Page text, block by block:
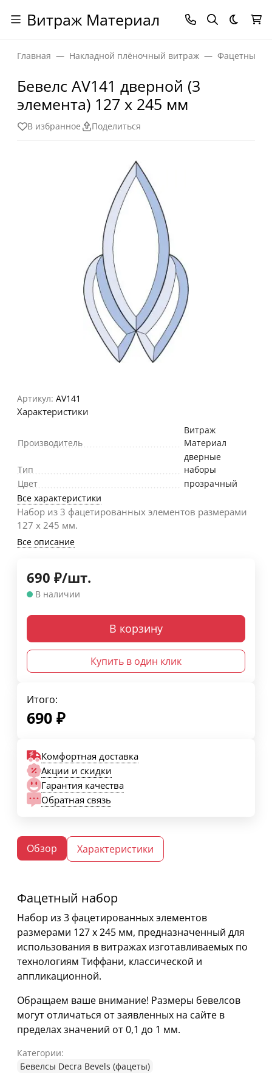
Витраж Материал Темная
Главная Накладной плёночный витраж Фацетные
Бевелс AV141 дверной (3
элемента) 127 х 245 мм
В избранное Поделиться
Артикул: AV141
Характеристики
Производитель
Витраж
Материал
Тип
дверные
наборы
Цвет
прозрачный
Все характеристики
Набор из 3 фацетированных элементов размерами
127 х 245 мм.
Все описание
690 ₽/шт.
В наличии
В корзину
Купить в один клик
Итого:
690 ₽
Комфортная доставка
Акции и скидки
Гарантия качества
Обратная связь
Обзор Характеристики
Фацетный набор
Набор из 3 фацетированных элементов
размерами 127 х 245 мм, предназначенный для
использования в витражах изготавливаемых по
технологиям Тиффани, классической и
аппликационной.
Обращаем ваше внимание! Размеры бевелсов
могут отличаться от заявленных на сайте в
пределах значений от 0,1 до 1 мм.
Категории:
Бевелсы Decra Bevels (фацеты)